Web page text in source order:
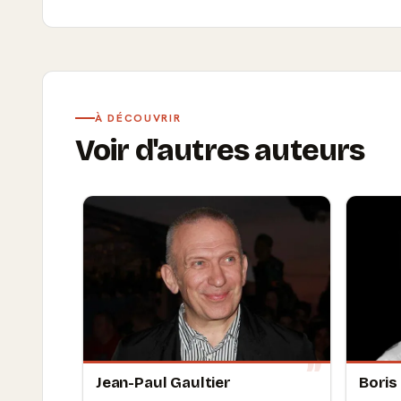
À DÉCOUVRIR
Voir d'autres auteurs
Jean-Paul Gaultier Boris